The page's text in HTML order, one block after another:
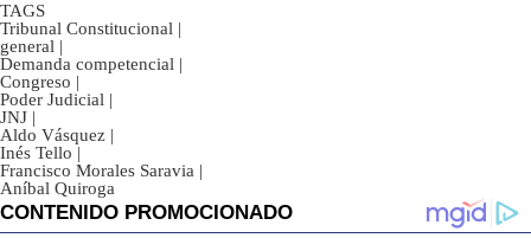
TAGS
Tribunal Constitucional |
general |
Demanda competencial |
Congreso |
Poder Judicial |
JNJ |
Aldo Vásquez |
Inés Tello |
Francisco Morales Saravia |
Aníbal Quiroga